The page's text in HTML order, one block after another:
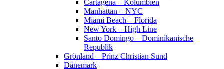
Cartagena – Kolumbien
Manhattan – NYC
Miami Beach – Florida
New York – High Line
Santo Domingo – Dominikanische
Republik
Grönland – Prinz Christian Sund
Dänemark